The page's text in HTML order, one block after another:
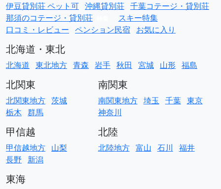
伊豆貸別荘 ペット可 沖縄貸別荘 千葉コテージ・貸別荘
那須のコテージ・貸別荘
スキー特集
口コミ・レビュー ペンション民宿 お気に入り
北海道・東北
北海道 東北地方 青森 岩手 秋田 宮城 山形 福島
北関東
北関東地方 茨城
栃木 群馬
南関東
南関東地方 埼玉 千葉 東京
神奈川
甲信越
甲信越地方 山梨
長野
新潟
北陸
北陸地方 富山 石川 福井
東海